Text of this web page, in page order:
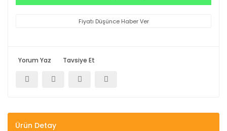
Fiyatı Düşünce Haber Ver
Yorum Yaz Tavsiye Et
Ürün Detay